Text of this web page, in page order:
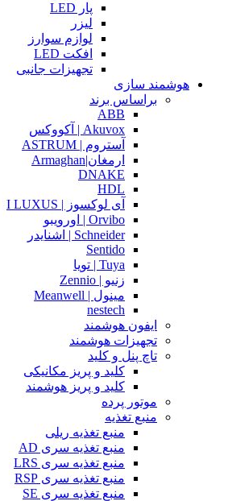
پار LED
لیزر
لوازم سوارز
افکت LED
تجهیزات جانبی
هوشمند سازی
براساس برند
ABB
Akuvox | آکووکس
آستروم | ASTRUM
ارمغان|Armaghan
DNAKE
HDL
آی لوکسوز | I LUXUS
Orvibo | اورویبو
Schneider | اشنایدر
Sentido
Tuya | تویا
زنیو | Zennio
مینول | Meanwell
nestech
ایفون هوشمند
تجهیزات هوشمند
تاچ پنل و کلید
کلید و پریز مکانیکی
کلید و پریز هوشمند
موتور پرده
منبع تغذیه
منبع تغذیه ریلی
منبع تغذیه سری AD
منبع تغذیه سری LRS
منبع تغذیه سری RSP
منبع تغذیه سری SE